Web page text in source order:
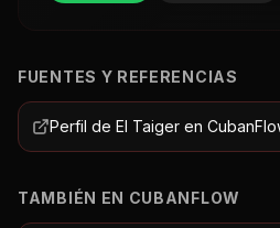
FUENTES Y REFERENCIAS
Perfil de El Taiger en
TAMBIÉN EN CUBANFLOW